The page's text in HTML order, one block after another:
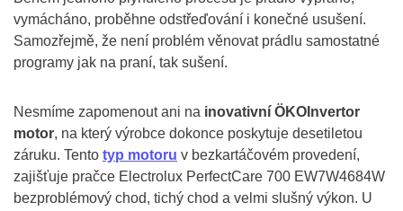
vymácháno, proběhne odstřeďování i konečné usušení.
Samozřejmě, že není problém věnovat prádlu samostatné
programy jak na praní, tak sušení.
Nesmíme zapomenout ani na inovativní ÖKOInvertor
motor, na který výrobce dokonce poskytuje desetiletou
záruku. Tento typ motoru v bezkartáčovém provedení,
zajišťuje pračce Electrolux PerfectCare 700 EW7W4684W
bezproblémový chod, tichý chod a velmi slušný výkon. U